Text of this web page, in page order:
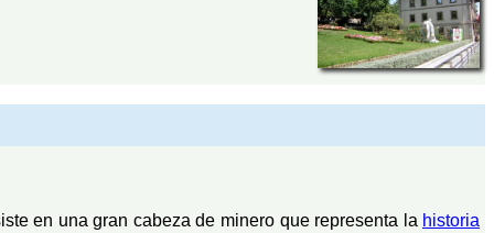
en una gran cabeza de minero que representa la historia